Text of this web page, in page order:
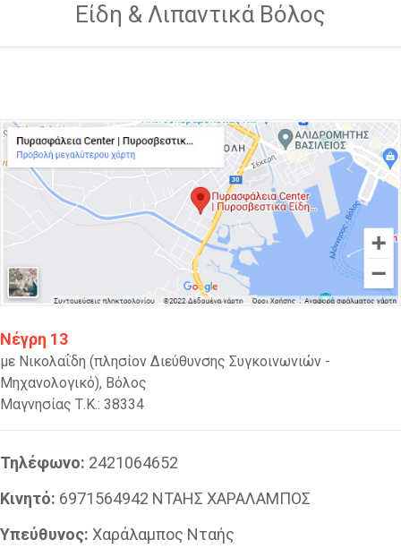
Είδη & Λιπαντικά Βόλος
Νέγρη 13
με Νικολαΐδη (πλησίον Διεύθυνσης Συγκοινωνιών -
Μηχανολογικό), Βόλος
Μαγνησίας Τ.Κ.: 38334
Τηλέφωνο: 2421064652
Κινητό: 6971564942 ΝΤΑΗΣ ΧΑΡΑΛΑΜΠΟΣ
Υπεύθυνος: Χαράλαμπος Νταής